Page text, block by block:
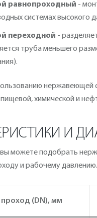
равнопроходный -
системах высокого
переходной -
труба меньшего
нержавеющей
химической и
И
вы можете подобрать
и рабочему
(DN), мм